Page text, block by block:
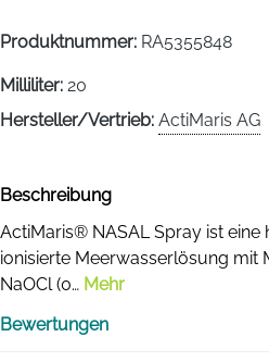
Produktnummer: RA5355848
Milliliter: 20
Hersteller/Vertrieb: ActiMaris AG
Beschreibung
ActiMaris® NASAL Spray ist eine
ionisierte Meerwasserlösung mit
NaOCl (0… Mehr
Bewertungen